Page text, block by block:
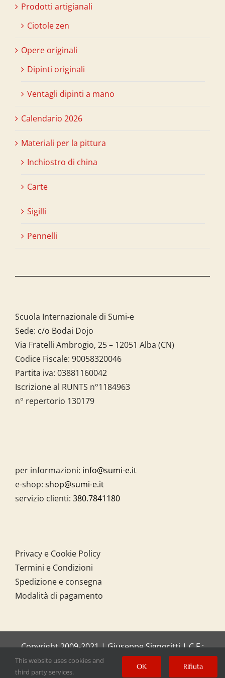
Prodotti artigianali
Ciotole zen
Opere originali
Dipinti originali
Ventagli dipinti a mano
Calendario 2026
Materiali per la pittura
Inchiostro di china
Carte
Sigilli
Pennelli
Scuola Internazionale di Sumi-e
Sede: c/o Bodai Dojo
Via Fratelli Ambrogio, 25 – 12051 Alba (CN)
Codice Fiscale: 90058320046
Partita iva: 03881160042
Iscrizione al RUNTS n°1184963
n° repertorio 130179
per informazioni: info@sumi-e.it
e-shop: shop@sumi-e.it
servizio clienti: 380.7841180
Privacy e Cookie Policy
Termini e Condizioni
Spedizione e consegna
Modalità di pagamento
Copyright 2009-2021 | Giuseppe Signoritti | C.F.:
SGNGPP61C20I158O
This website uses cookies and
third party services.
OK Rifiuta